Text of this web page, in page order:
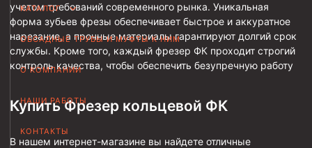
КАТАЛОГ
ОБСАДНЫЕ ТРУБЫ И МУФТЫ К НИМ
О КОМПАНИИ
НАШИ РАБОТЫ
КОНТАКТЫ
Муфты для насосно-компрессорных труб
Муфта НКТ 114
Муфта НКТ 102
Муфта НКТ 73
Муфта НКВ 73
учетом требований современного рынка. Уникальная
форма зубьев фрезы обеспечивает быстрое и аккуратное
нарезание, а прочные материалы гарантируют долгий срок
службы. Кроме того, каждый фрезер ФК проходит строгий
контроль качества, чтобы обеспечить безупречную работу
Купить Фрезер кольцевой ФК
В нашем интернет-магазине вы найдете отличные